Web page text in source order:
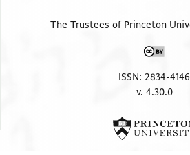
ISSN: 2834-4146
v. 4.30.0